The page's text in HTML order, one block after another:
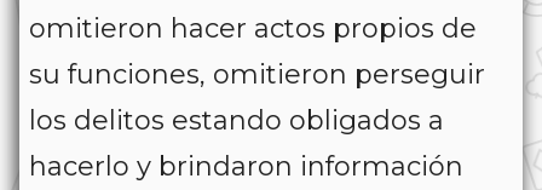
omitieron hacer actos propios de
su funciones, omitieron perseguir
los delitos estando obligados a
hacerlo y brindaron información